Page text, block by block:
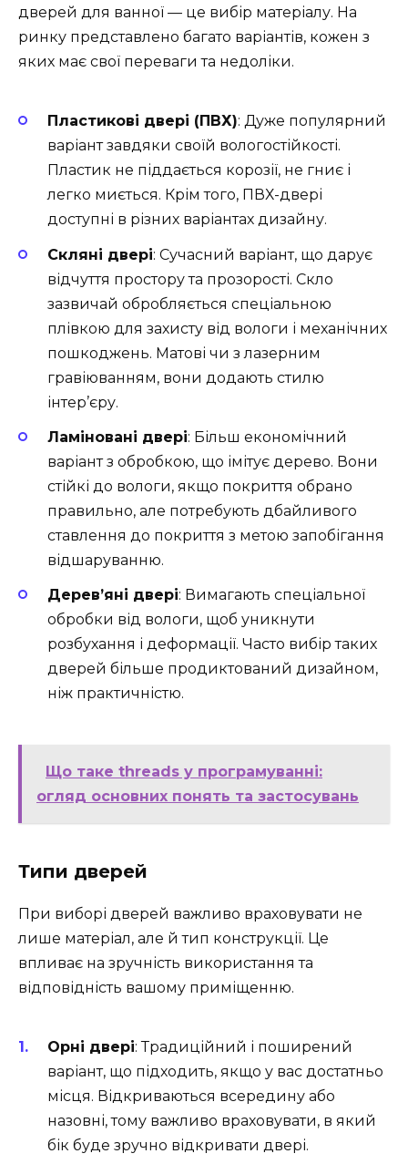
дверей для ванної — це вибір матеріалу. На
ринку представлено багато варіантів, кожен з
яких має свої переваги та недоліки.
Пластикові двері (ПВХ): Дуже популярний
варіант завдяки своїй вологостійкості.
Пластик не піддається корозії, не гниє і
легко миється. Крім того, ПВХ-двері
доступні в різних варіантах дизайну.
Скляні двері: Сучасний варіант, що дарує
відчуття простору та прозорості. Скло
зазвичай обробляється спеціальною
плівкою для захисту від вологи і механічних
пошкоджень. Матові чи з лазерним
гравіюванням, вони додають стилю
інтер’єру.
Ламіновані двері: Більш економічний
варіант з обробкою, що імітує дерево. Вони
стійкі до вологи, якщо покриття обрано
правильно, але потребують дбайливого
ставлення до покриття з метою запобігання
відшаруванню.
Дерев’яні двері: Вимагають спеціальної
обробки від вологи, щоб уникнути
розбухання і деформації. Часто вибір таких
дверей більше продиктований дизайном,
ніж практичністю.
Що таке threads у програмуванні:
огляд основних понять та застосувань
Типи дверей
При виборі дверей важливо враховувати не
лише матеріал, але й тип конструкції. Це
впливає на зручність використання та
відповідність вашому приміщенню.
Орні двері: Традиційний і поширений
варіант, що підходить, якщо у вас достатньо
місця. Відкриваються всередину або
назовні, тому важливо враховувати, в який
бік буде зручно відкривати двері.